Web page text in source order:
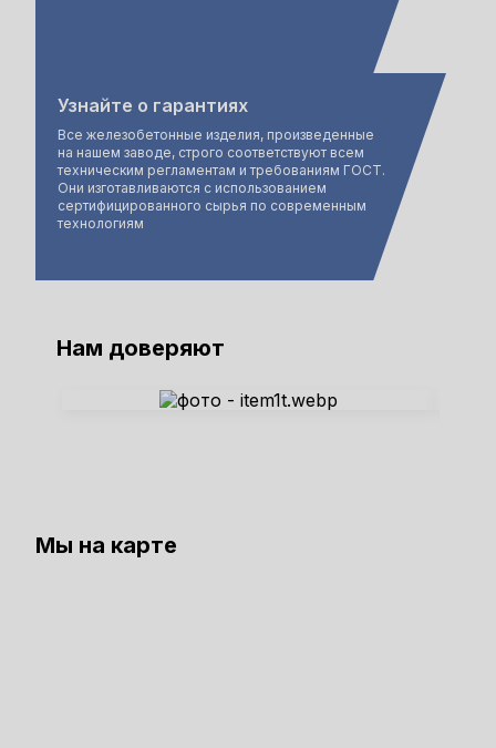
Узнайте о гарантиях
Все железобетонные изделия, произведенные
на нашем заводе, строго соответствуют всем
техническим регламентам и требованиям ГОСТ.
Они изготавливаются с использованием
сертифицированного сырья по современным
технологиям
Нам доверяют
Мы на карте